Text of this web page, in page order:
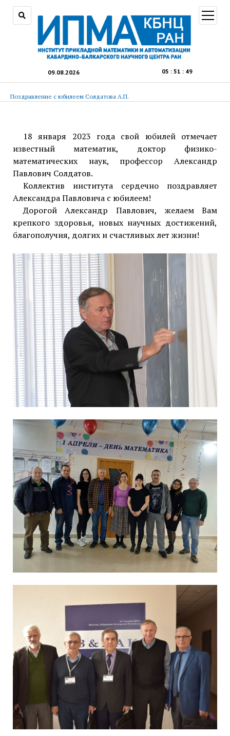
09.08.2026 05 : 51 : 50
меню
Поздравление с юбилеем Солдатова А.П.
18 января 2023 года свой юбилей отмечает
известный математик, доктор физико-
математических наук, профессор Александр
Павлович Солдатов.
Коллектив института сердечно поздравляет
Александра Павловича с юбилеем!
Дорогой Александр Павлович, желаем Вам
крепкого здоровья, новых научных достижений,
благополучия, долгих и счастливых лет жизни!